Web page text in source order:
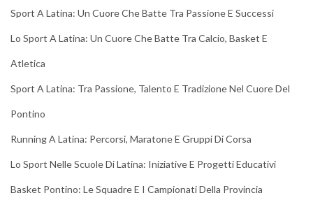
Sport A Latina: Un Cuore Che Batte Tra Passione E Successi
Lo Sport A Latina: Un Cuore Che Batte Tra Calcio, Basket E
Atletica
Sport A Latina: Tra Passione, Talento E Tradizione Nel Cuore Del
Pontino
Running A Latina: Percorsi, Maratone E Gruppi Di Corsa
Lo Sport Nelle Scuole Di Latina: Iniziative E Progetti Educativi
Basket Pontino: Le Squadre E I Campionati Della Provincia